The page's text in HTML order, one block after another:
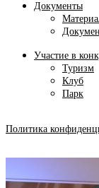
Документы
Участие в
Туризм
Клуб
Парк
Политика